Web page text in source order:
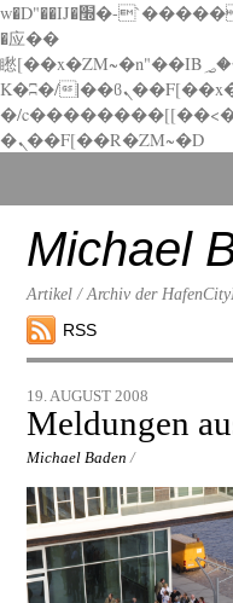
w�D"��IJ�׭�-`������S��9�Dr�ji��EJ߅��gJ
�应��
矁[��x�ZM~�n"��IB؃��!'����Тѕ��+��(m��I
K�ʭ�/|��ϐܢ��F[��x�ZMz�G�� %嬩
�/
�ܢ��F[��R�ZM~�D
down
contentMichael
Artikel / Archiv der
RSS
19. AUGUST 2008
Meldungen
Michael Baden /